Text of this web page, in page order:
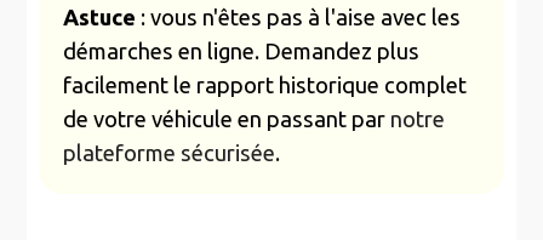
Astuce : vous n'êtes pas à l'aise avec les
démarches en ligne. Demandez plus
facilement le rapport historique complet
de votre véhicule en passant par notre
plateforme sécurisée.